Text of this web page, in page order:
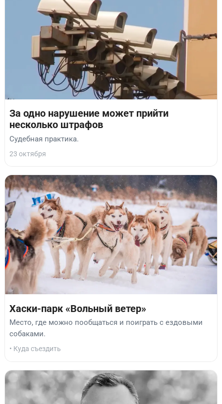
За одно нарушение может прийти
несколько штрафов
Судебная практика.
23 октября
Хаски-парк «Вольный ветер»
Место, где можно пообщаться и поиграть с ездовыми
собаками.
• Куда съездить